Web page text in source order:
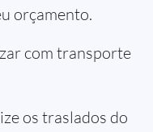
orçamento.
com transporte
os traslados do